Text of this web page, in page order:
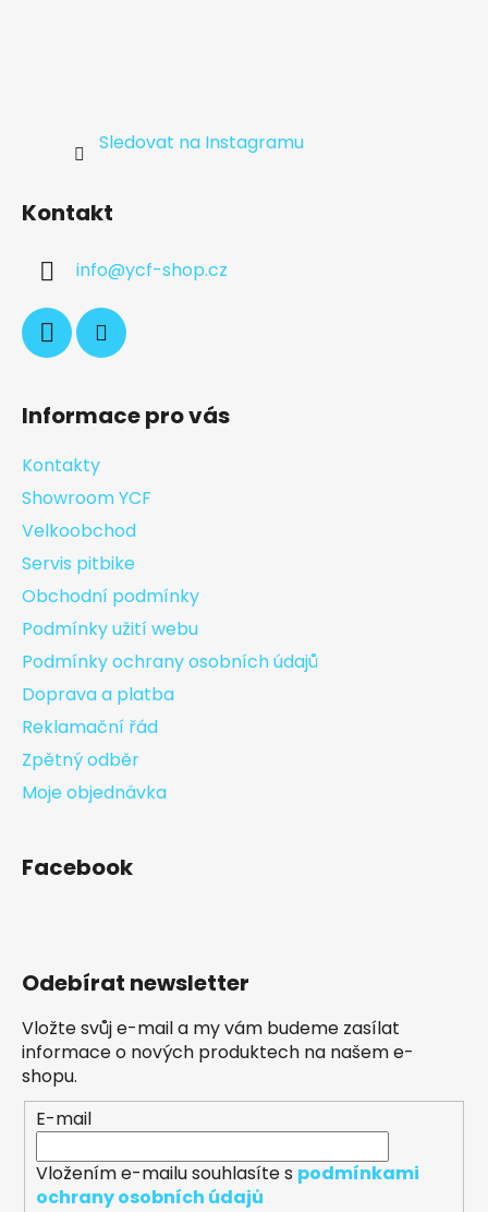
Sledovat na Instagramu
Kontakt
info@ycf-shop.cz
Informace pro vás
Kontakty
Showroom YCF
Velkoobchod
Servis pitbike
Obchodní podmínky
Podmínky užití webu
Podmínky ochrany osobních údajů
Doprava a platba
Reklamační řád
Zpětný odběr
Moje objednávka
Facebook
Odebírat newsletter
Vložte svůj e-mail a my vám budeme zasílat
informace o nových produktech na našem e-
shopu.
E-mail
Vložením e-mailu souhlasíte s podmínkami
ochrany osobních údajů